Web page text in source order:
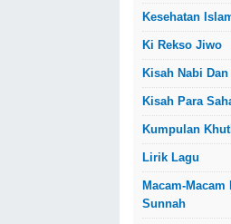
Kesehatan
Ki Rekso Jiwo
Kisah Nabi Dan
Kisah Para
Kumpulan
Lirik Lagu
Macam-Macam
Sunnah